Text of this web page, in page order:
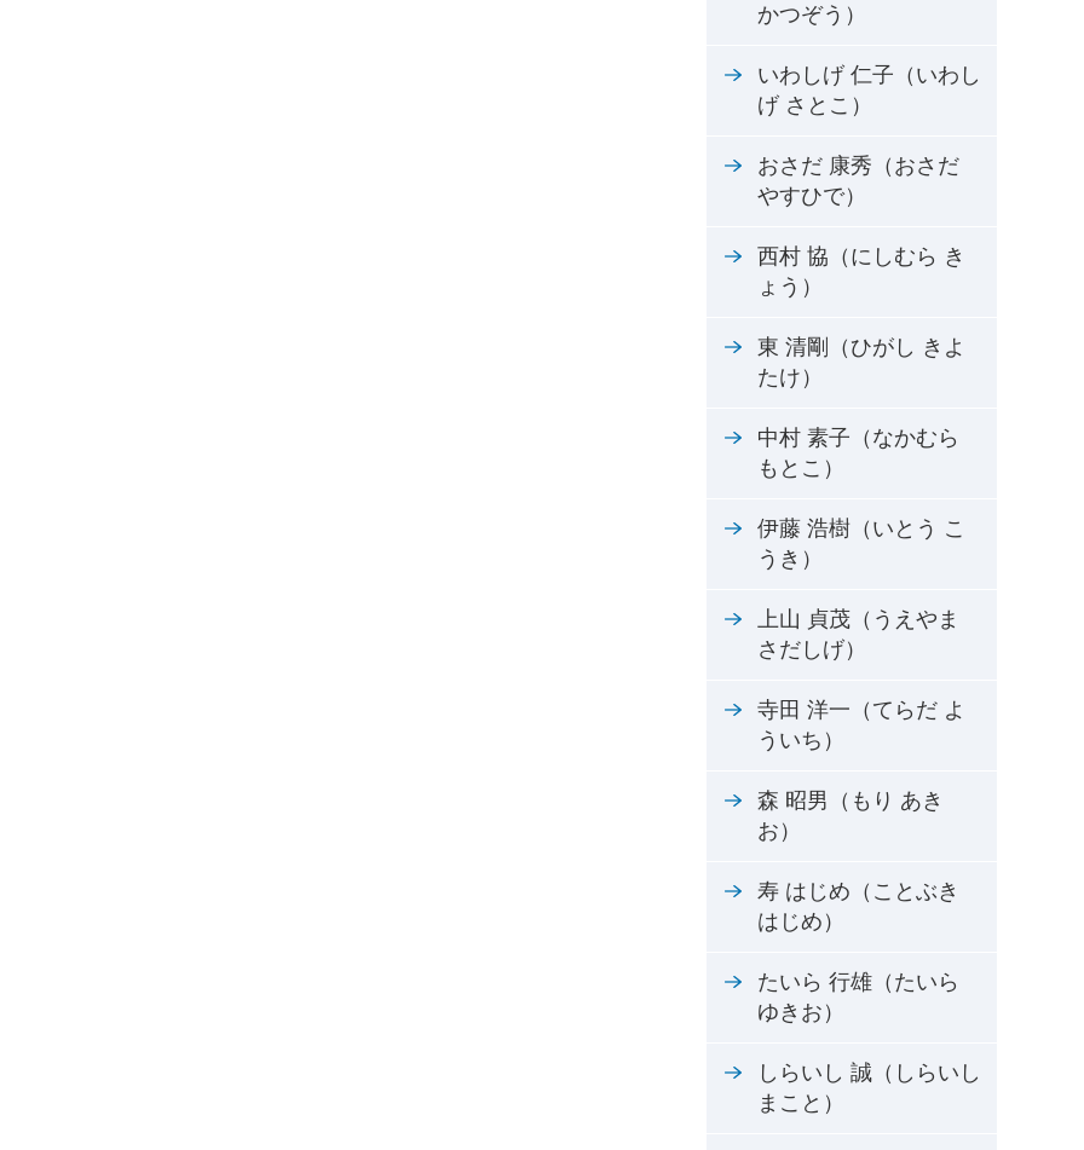
かつぞう）
いわしげ 仁子（いわし
げ さとこ）
おさだ 康秀（おさだ
やすひで）
西村 協（にしむら き
ょう）
東 清剛（ひがし きよ
たけ）
中村 素子（なかむら
もとこ）
伊藤 浩樹（いとう こ
うき）
上山 貞茂（うえやま
さだしげ）
寺田 洋一（てらだ よ
ういち）
森 昭男（もり あき
お）
寿 はじめ（ことぶき
はじめ）
たいら 行雄（たいら
ゆきお）
しらいし 誠（しらいし
まこと）